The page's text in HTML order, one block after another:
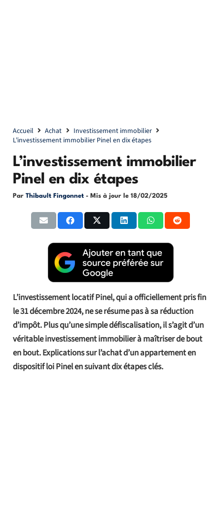
Accueil Achat
Investissement immobilier
L’investissement immobilier Pinel en dix étapes
L’investissement immobilier
Pinel en dix étapes
Par Thibault Fingonnet - Mis à jour le 18/02/2025
L’investissement locatif Pinel, qui a officiellement pris fin
le 31 décembre 2024, ne se résume pas à sa réduction
d’impôt. Plus qu’une simple défiscalisation, il s’agit d’un
véritable investissement immobilier à maîtriser de bout
en bout. Explications sur l’achat d’un appartement en
dispositif loi Pinel en suivant dix étapes clés.